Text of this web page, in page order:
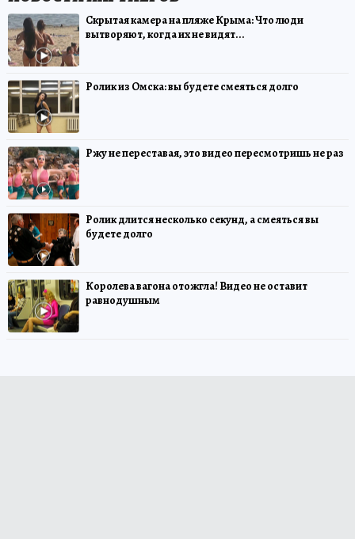
Скрытая камера на пляже Крыма: Что люди
вытворяют, когда их не видят...
Ролик из Омска: вы будете смеяться долго
Ржу не переставая, это видео пересмотришь не раз
Ролик длится несколько секунд, а смеяться вы
будете долго
Королева вагона отожгла! Видео не оставит
равнодушным